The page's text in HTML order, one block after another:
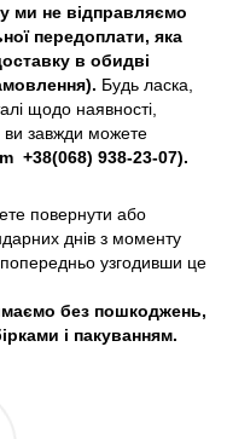
ми не відправляємо
передоплати, яка
в обидві
Будь ласка,
щодо наявності,
ви завжди можете
+38(068) 938-23-07).
повернути або
днів з моменту
узгодивши це
без пошкоджень,
і пакуванням.